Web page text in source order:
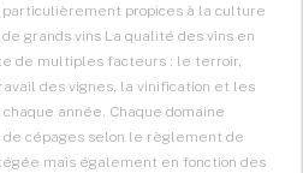
propices à la culture
grands vins La qualité des vins en
de multiples facteurs : le terroir,
des vignes, la vinification et les
année. Chaque domaine
cépages selon le règlement de
mais également en fonction des